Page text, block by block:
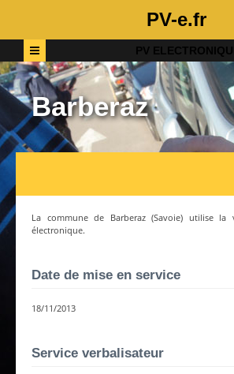
PV-e.fr
PV
Barberaz
La commune de Barberaz(Savoie) utilise la
électronique.
Date de mise en service
18/11/2013
Service verbalisateur